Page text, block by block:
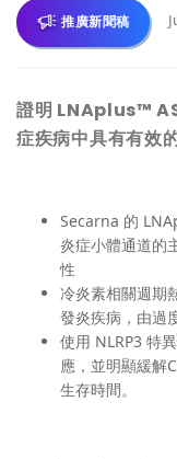
推廣新聞稿
證明 LNAplus™
症疾病中具有有效
Secarna 的
炎症小體通道的
性
冷炎素相關週期
發炎疾病，由過
使用 NLRP3 特
應，並明顯緩解
生存時間。